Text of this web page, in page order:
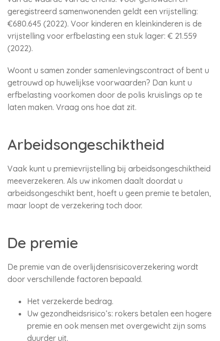
geregistreerd samenwonenden geldt een vrijstelling:
€680.645 (2022). Voor kinderen en kleinkinderen is de
vrijstelling voor erfbelasting een stuk lager: € 21.559
(2022).
Woont u samen zonder samenlevingscontract of bent u
getrouwd op huwelijkse voorwaarden? Dan kunt u
erfbelasting voorkomen door de polis kruislings op te
laten maken. Vraag ons hoe dat zit.
Arbeidsongeschiktheid
Vaak kunt u premievrijstelling bij arbeidsongeschiktheid
meeverzekeren. Als uw inkomen daalt doordat u
arbeidsongeschikt bent, hoeft u geen premie te betalen,
maar loopt de verzekering toch door.
De premie
De premie van de overlijdensrisicoverzekering wordt
door verschillende factoren bepaald.
Het verzekerde bedrag.
Uw gezondheidsrisico’s: rokers betalen een hogere
premie en ook mensen met overgewicht zijn soms
duurder uit.